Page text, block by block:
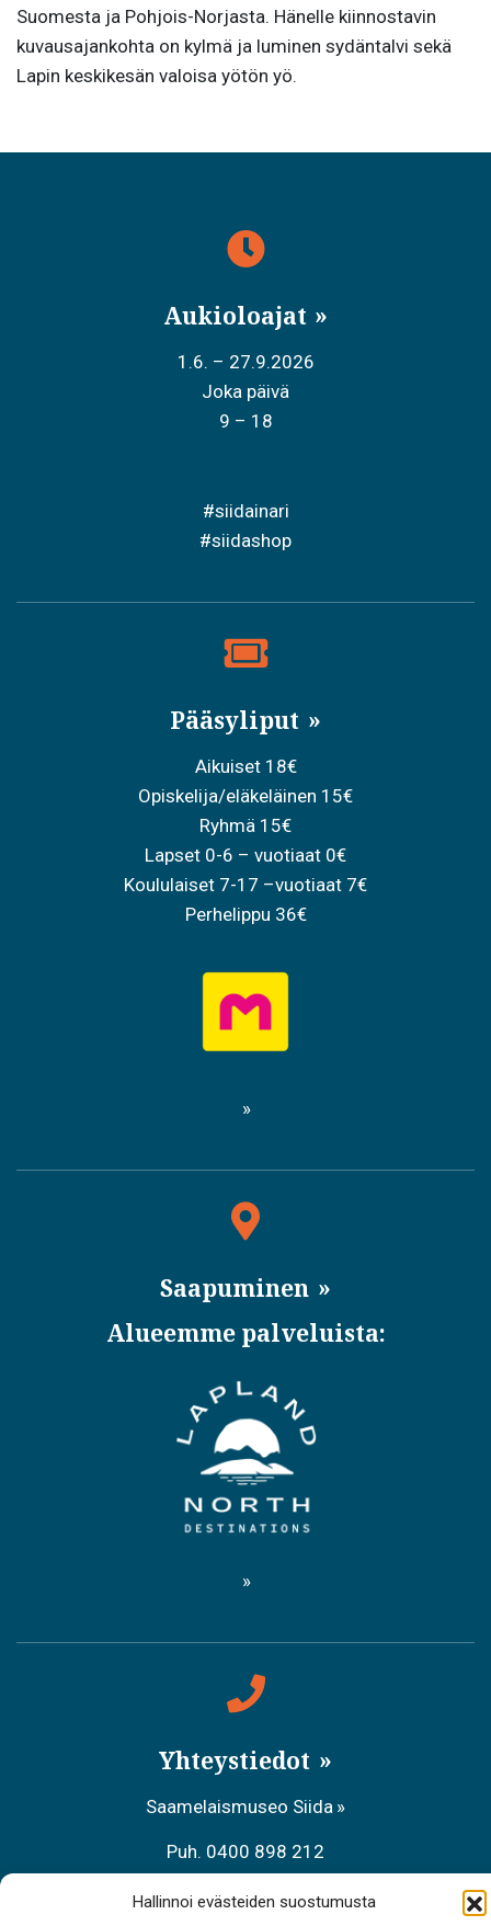
Hallinnoi evästeiden suostumusta
Suomesta ja Pohjois-Norjasta. Hänelle kiinnostavin
kuvausajankohta on kylmä ja luminen sydäntalvi sekä
Lapin keskikesän valoisa yötön yö.
Aukioloajat
1.6. – 27.9.2026
Joka päivä
9 – 18
#siidainari
#siidashop
Pääsyliput
Aikuiset 18€
Opiskelija/eläkeläinen 15€
Ryhmä 15€
Lapset 0-6 – vuotiaat 0€
Koululaiset 7-17 –vuotiaat 7€
Perhelippu 36€
Saapuminen
Alueemme palveluista:
Yhteystiedot
Saamelaismuseo Siida
Puh. 0400 898 212
Metsähallituksen asiakaspalvelu